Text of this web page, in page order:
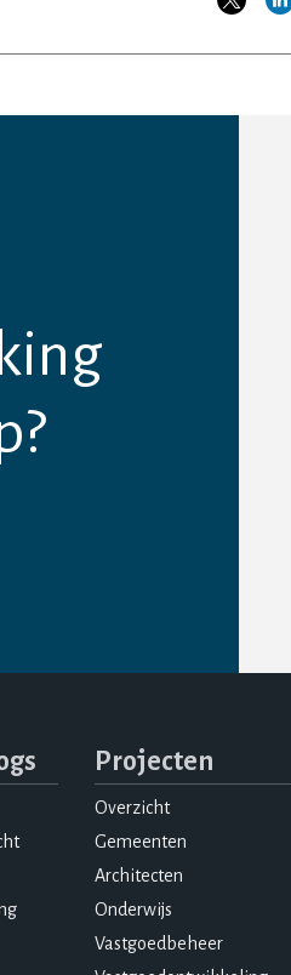
Projecten
Overzicht
Gemeenten
Architecten
Onderwijs
Vastgoedbeheer